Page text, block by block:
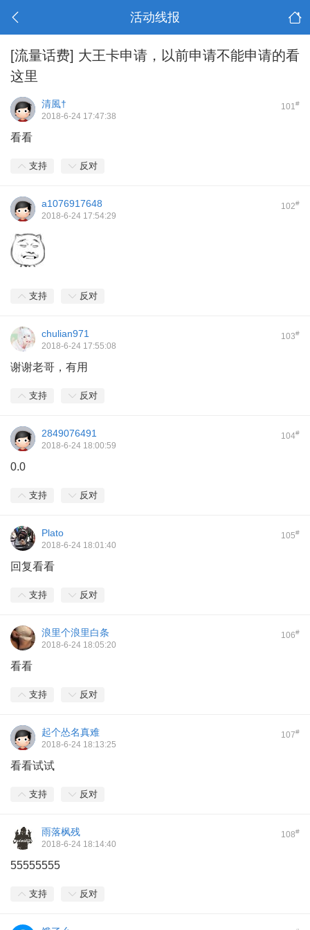
活动线报
[流量话费] 大王卡申请，以前申请不能申请的看
这里
101#
清風†
2018-6-24 17:47:38
看看
支持 反对
102#
a1076917648
2018-6-24 17:54:29
支持 反对
103#
chulian971
2018-6-24 17:55:08
谢谢老哥，有用
支持 反对
104#
2849076491
2018-6-24 18:00:59
0.0
支持 反对
105#
Plato
2018-6-24 18:01:40
回复看看
支持 反对
106#
浪里个浪里白条
2018-6-24 18:05:20
看看
支持 反对
107#
起个怂名真难
2018-6-24 18:13:25
看看试试
支持 反对
108#
雨落枫残
2018-6-24 18:14:40
55555555
支持 反对